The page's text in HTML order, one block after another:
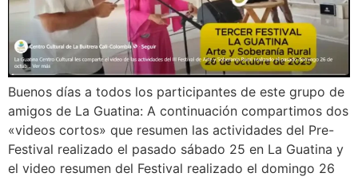
Buenos días a todos los participantes de este grupo de
amigos de La Guatina: A continuación compartimos dos
«videos cortos» que resumen las actividades del Pre-
Festival realizado el pasado sábado 25 en La Guatina y
el video resumen del Festival realizado el domingo 26